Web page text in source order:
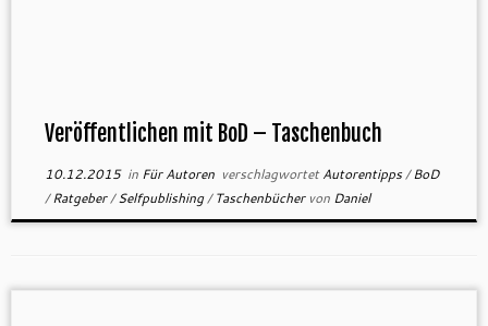
Veröffentlichen mit BoD – Taschenbuch
10.12.2015in Für Autoren verschlagwortetAutorentipps/BoD
/Ratgeber/Selfpublishing/Taschenbücher von Daniel